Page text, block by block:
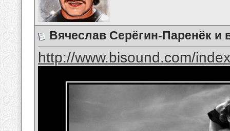
Вячеслав Серёгин-Паренёк и
http://www.bisound.com/